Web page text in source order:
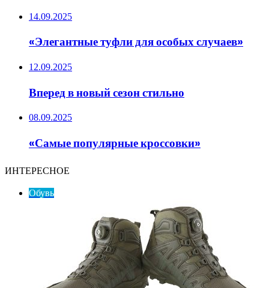
14.09.2025
«Элегантные туфли для особых случаев»
12.09.2025
Вперед в новый сезон стильно
08.09.2025
«Самые популярные кроссовки»
ИНТЕРЕСНОЕ
Обувь